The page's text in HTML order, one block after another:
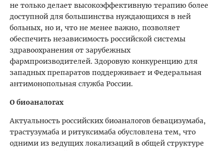
не только делает высокоэффективную терапию более
доступной для большинства нуждающихся в ней
больных, но и, что не менее важно, позволяет
обеспечить независимость российской системы
здравоохранения от зарубежных
фармпроизводителей. Здоровую конкуренцию для
западных препаратов поддерживает и Федеральная
антимонопольная служба России.
О биоаналогах
Актуальность российских биоаналогов бевацизумаба,
трастузумаба и ритуксимаба обусловлена тем, что
одними из ведущих локализаций в общей структуре